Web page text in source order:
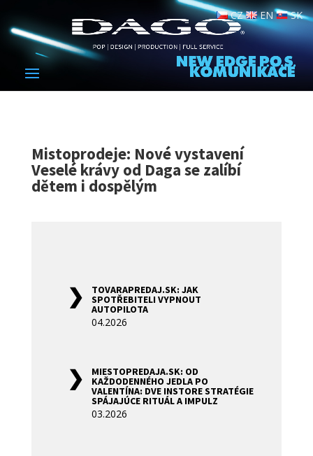
CZ EN SK
Mistoprodeje: Nové vystavení
Veselé krávy od Daga se zalíbí
dětem i dospělým
TOVARAPREDAJ.SK: JAK
SPOTŘEBITELI VYPNOUT
AUTOPILOTA
04.2026
MIESTOPREDAJA.SK: OD
KAŽDODENNÉHO JEDLA PO
VALENTÍNA: DVE INSTORE STRATÉGIE
SPÁJAJÚCE RITUÁL A IMPULZ
03.2026